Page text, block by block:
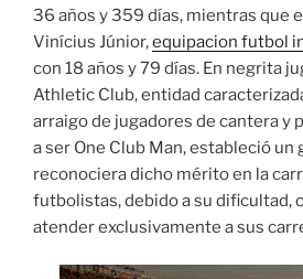
36 años y 359 días, mientras que
Vinícius Júnior,equipacion futbol
con 18 años y 79 días. En negrita
Athletic Club, entidad
arraigo de jugadores de cantera y
a ser One Club Man, estableció un
reconociera dicho mérito en la
futbolistas, debido a su dificultad,
atender exclusivamente a sus